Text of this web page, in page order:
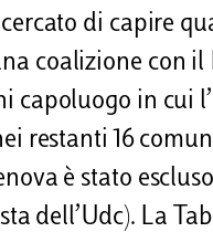
di capire
coalizione con il
capoluogo in cui
restanti 16
è stato
dell’Udc). La